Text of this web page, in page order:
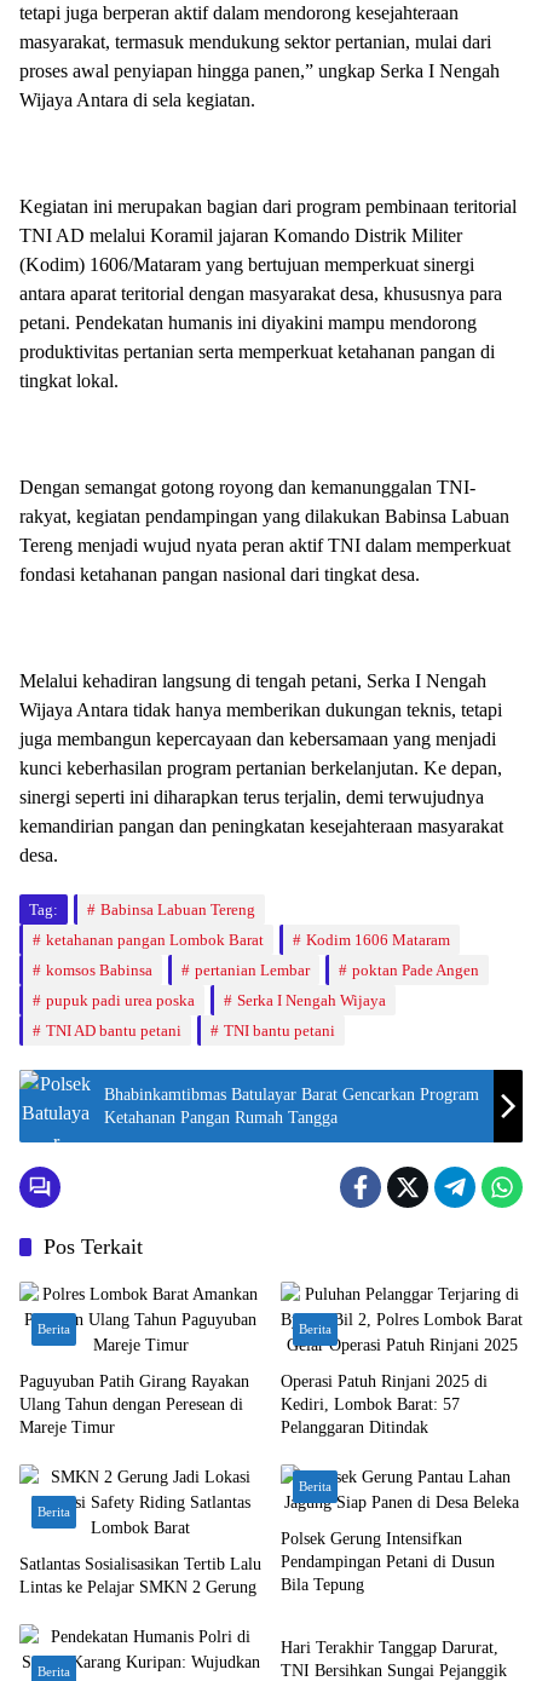
tetapi juga berperan aktif dalam mendorong kesejahteraan
masyarakat, termasuk mendukung sektor pertanian, mulai dari
proses awal penyiapan hingga panen,” ungkap Serka I Nengah
Wijaya Antara di sela kegiatan.
Kegiatan ini merupakan bagian dari program pembinaan teritorial
TNI AD melalui Koramil jajaran Komando Distrik Militer
(Kodim) 1606/Mataram yang bertujuan memperkuat sinergi
antara aparat teritorial dengan masyarakat desa, khususnya para
petani. Pendekatan humanis ini diyakini mampu mendorong
produktivitas pertanian serta memperkuat ketahanan pangan di
tingkat lokal.
Dengan semangat gotong royong dan kemanunggalan TNI-
rakyat, kegiatan pendampingan yang dilakukan Babinsa Labuan
Tereng menjadi wujud nyata peran aktif TNI dalam memperkuat
fondasi ketahanan pangan nasional dari tingkat desa.
Melalui kehadiran langsung di tengah petani, Serka I Nengah
Wijaya Antara tidak hanya memberikan dukungan teknis, tetapi
juga membangun kepercayaan dan kebersamaan yang menjadi
kunci keberhasilan program pertanian berkelanjutan. Ke depan,
sinergi seperti ini diharapkan terus terjalin, demi terwujudnya
kemandirian pangan dan peningkatan kesejahteraan masyarakat
desa.
Tag:
Babinsa Labuan Tereng
ketahanan pangan Lombok Barat
Kodim 1606 Mataram
komsos Babinsa
pertanian Lembar
poktan Pade Angen
pupuk padi urea poska
Serka I Nengah Wijaya
TNI AD bantu petani
TNI bantu petani
Bhabinkamtibmas Batulayar Barat Gencarkan Program
Ketahanan Pangan Rumah Tangga
Pos Terkait
Berita
Paguyuban Patih Girang Rayakan
Ulang Tahun dengan Peresean di
Mareje Timur
Berita
Operasi Patuh Rinjani 2025 di
Kediri, Lombok Barat: 57
Pelanggaran Ditindak
Berita
Satlantas Sosialisasikan Tertib Lalu
Lintas ke Pelajar SMKN 2 Gerung
Berita
Polsek Gerung Intensifkan
Pendampingan Petani di Dusun
Bila Tepung
Berita
Bali Nusra
Hari Terakhir Tanggap Darurat,
TNI Bersihkan Sungai Pejanggik